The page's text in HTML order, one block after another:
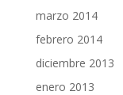
marzo 2014
febrero 2014
diciembre 2013
enero 2013